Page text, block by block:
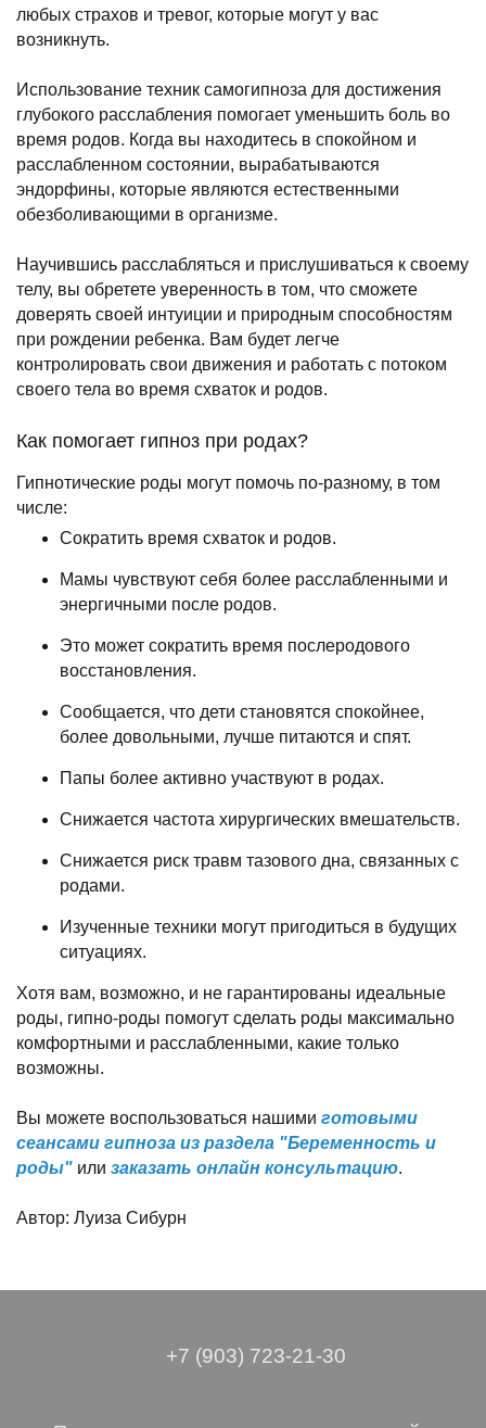
любых страхов и тревог, которые могут у вас
возникнуть.
Использование техник самогипноза для достижения
глубокого расслабления помогает уменьшить боль во
время родов. Когда вы находитесь в спокойном и
расслабленном состоянии, вырабатываются
эндорфины, которые являются естественными
обезболивающими в организме.
Научившись расслабляться и прислушиваться к своему
телу, вы обретете уверенность в том, что сможете
доверять своей интуиции и природным способностям
при рождении ребенка. Вам будет легче
контролировать свои движения и работать с потоком
своего тела во время схваток и родов.
Как помогает гипноз при родах?
Гипнотические роды могут помочь по-разному, в том
числе:
Сократить время схваток и родов.
Мамы чувствуют себя более расслабленными и
энергичными после родов.
Это может сократить время послеродового
восстановления.
Сообщается, что дети становятся спокойнее,
более довольными, лучше питаются и спят.
Папы более активно участвуют в родах.
Снижается частота хирургических вмешательств.
Снижается риск травм тазового дна, связанных с
родами.
Изученные техники могут пригодиться в будущих
ситуациях.
Хотя вам, возможно, и не гарантированы идеальные
роды, гипно-роды помогут сделать роды максимально
комфортными и расслабленными, какие только
возможны.
Вы можете воспользоваться нашими готовыми
сеансами гипноза из раздела "Беременность и
роды" или заказать онлайн консультацию.
Автор: Луиза Сибурн
+7 (903) 723-21-30